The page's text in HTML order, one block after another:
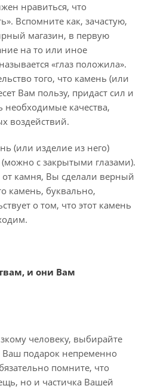
нравиться, что
Вспомните как, зачастую,
магазин, в первую
на то или иное
«глаз положила».
того, что камень (или
Вам пользу, придаст сил и
необходимые качества,
воздействий.
(или изделие из него)
(можно с закрытыми глазами).
от камня, Вы сделали верный
камень, буквально,
о том, что этот камень
и они Вам
человеку, выбирайте
Ваш подарок непременно
помните, что
но и частичка Вашей